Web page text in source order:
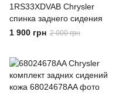
1RS33XDVAB Chrysler
спинка заднего сидения
1 900 грн 2 000 грн